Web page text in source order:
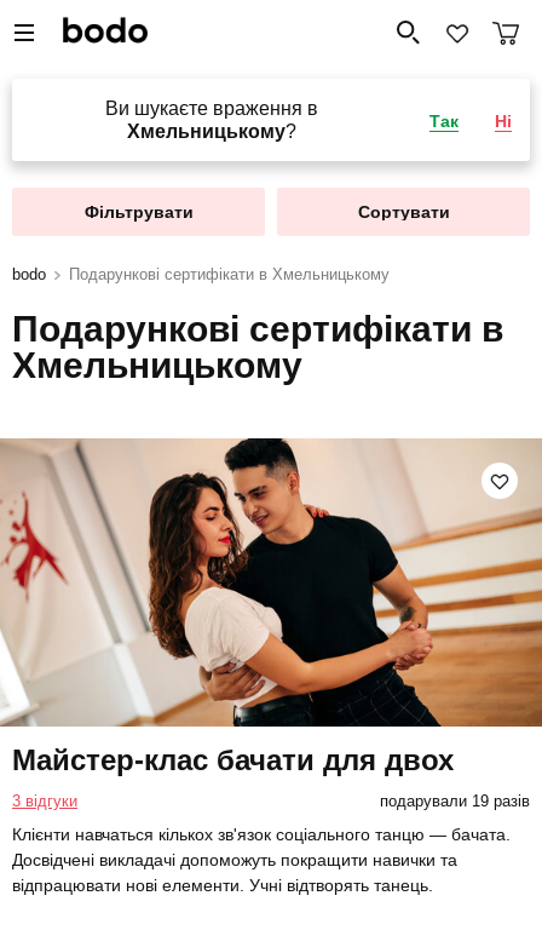
Ви шукаєте враження в
Хмельницькому?
Так Ні
Фільтрувати Сортувати
bodo Подарункові сертифікати в Хмельницькому
Подарункові сертифікати в
Хмельницькому
Майстер-клас бачати для двох
3 відгуки подарували 19 разів
Клієнти навчаться кількох зв'язок соціального танцю — бачата.
Досвідчені викладачі допоможуть покращити навички та
відпрацювати нові елементи. Учні відтворять танець.